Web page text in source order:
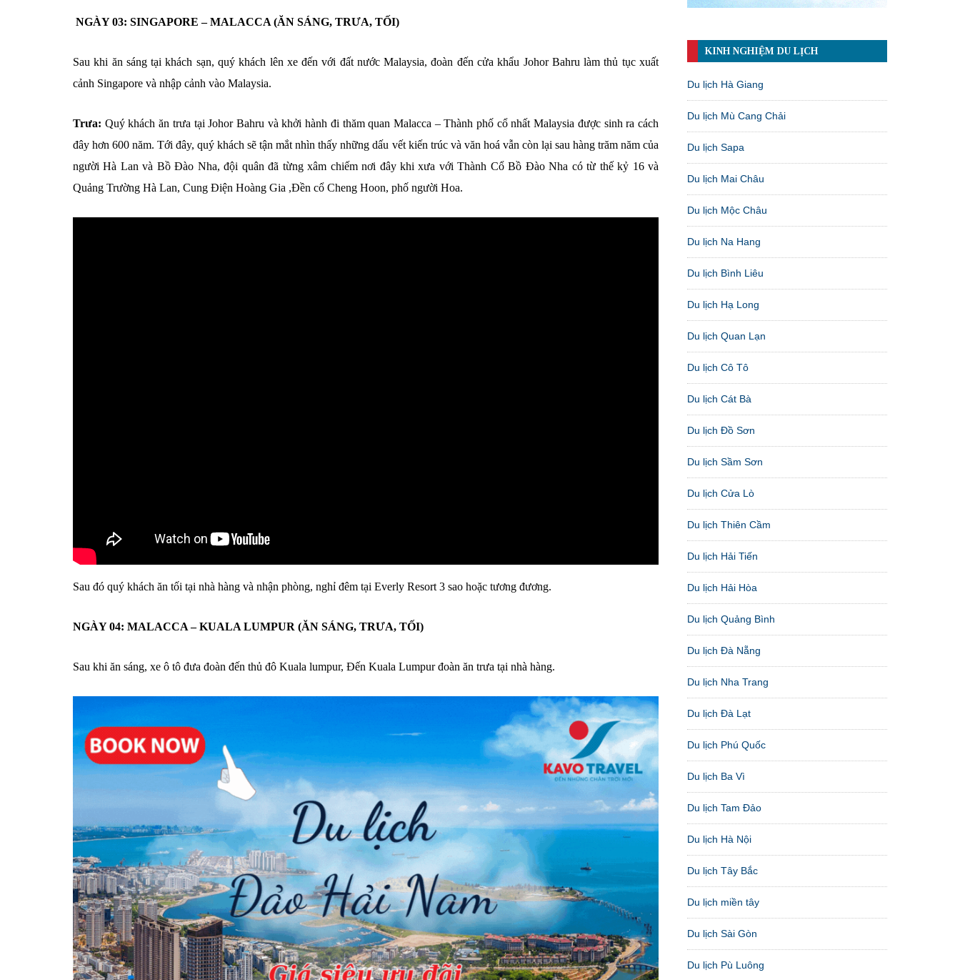
NGÀY 03: SINGAPORE – MALACCA (ĂN SÁNG, TRƯA, TỐI)
Sau khi ăn sáng tại khách sạn, quý khách lên xe đến với đất nước Malaysia, đoàn đến cửa khẩu Johor Bahru làm thủ tục xuất
cảnh Singapore và nhập cảnh vào Malaysia.
Trưa: Quý khách ăn trưa tại Johor Bahru và khởi hành đi thăm quan Malacca – Thành phố cổ nhất Malaysia được sinh ra cách
đây hơn 600 năm. Tới đây, quý khách sẽ tận mắt nhìn thấy những dấu vết kiến trúc và văn hoá vẫn còn lại sau hàng trăm năm của
người Hà Lan và Bồ Đào Nha, đội quân đã từng xâm chiếm nơi đây khi xưa với Thành Cổ Bồ Đào Nha có từ thế kỷ 16 và
Quảng Trường Hà Lan, Cung Điện Hoàng Gia ,Đền cổ Cheng Hoon, phố người Hoa.
Sau đó quý khách ăn tối tại nhà hàng và nhận phòng, nghỉ đêm tại Everly Resort 3 sao hoặc tương đương.
NGÀY 04: MALACCA – KUALA LUMPUR (ĂN SÁNG, TRƯA, TỐI)
Sau khi ăn sáng, xe ô tô đưa đoàn đến thủ đô Kuala lumpur, Đến Kuala Lumpur đoàn ăn trưa tại nhà hàng.
KINH NGHIỆM DU LỊCH
Du lịch Hà Giang
Du lịch Mù Cang Chải
Du lịch Sapa
Du lịch Mai Châu
Du lịch Mộc Châu
Du lịch Na Hang
Du lịch Bình Liêu
Du lịch Hạ Long
Du lịch Quan Lạn
Du lịch Cô Tô
Du lịch Cát Bà
Du lịch Đồ Sơn
Du lịch Sầm Sơn
Du lịch Cửa Lò
Du lịch Thiên Cầm
Du lịch Hải Tiến
Du lịch Hải Hòa
Du lịch Quảng Bình
Du lịch Đà Nẵng
Du lịch Nha Trang
Du lịch Đà Lạt
Du lịch Phú Quốc
Du lịch Ba Vì
Du lịch Tam Đảo
Du lịch Hà Nội
Du lịch Tây Bắc
Du lịch miền tây
Du lịch Sài Gòn
Du lịch Pù Luông